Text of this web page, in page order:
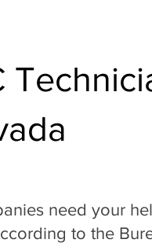
need your
to the